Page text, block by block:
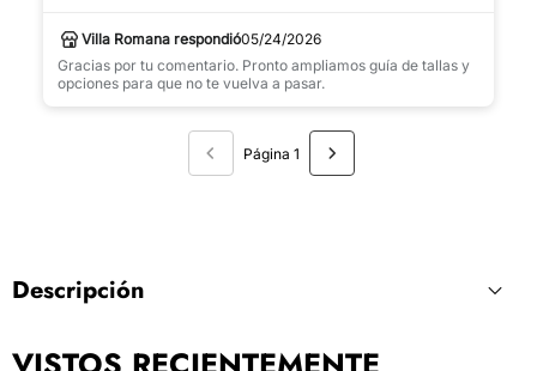
Villa Romana respondió05/24/2026
Gracias por tu comentario. Pronto ampliamos guía de tallas y
opciones para que no te vuelva a pasar.
Página 1
Descripción